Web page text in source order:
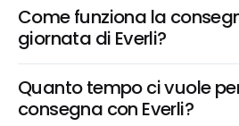
Come funziona la
giornata di Everli?
Quanto tempo ci vuole
consegna con Everli?